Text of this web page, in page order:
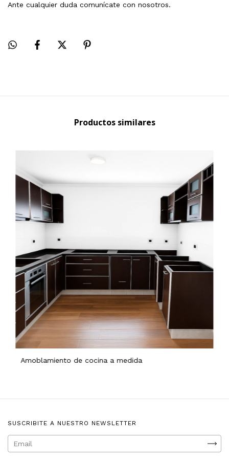
Ante cualquier duda comunícate con nosotros.
Productos similares
Amoblamiento de cocina a medida
SUSCRIBITE A NUESTRO NEWSLETTER